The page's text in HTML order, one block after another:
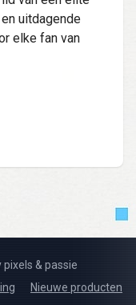
uitdagende
elke fan van
& passie
Nieuwe producten